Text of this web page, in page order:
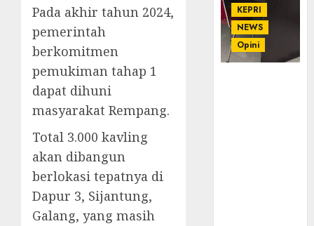
Pada akhir tahun 2024,
pemerintah
berkomitmen
pemukiman tahap 1
dapat dihuni
masyarakat Rempang.
Total 3.000 kavling
akan dibangun
berlokasi tepatnya di
Dapur 3, Sijantung,
Galang, yang masih
KEPRI
NEWS
Opini